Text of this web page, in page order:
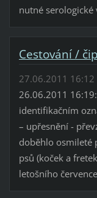
nutné serologické
Cestování /
27.06.2011 16:12
26.06.2011
identifikačním
– upřesnění -
doběhlo osmileté
psů (koček a
letošního